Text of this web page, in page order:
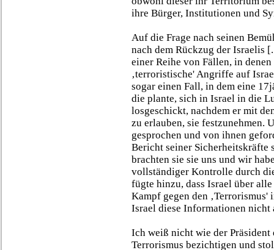
ihre Bürger, Institutionen und
Auf die Frage nach seinen
nach dem Rückzug der Israelis
einer Reihe von Fällen, in
‚terroristische' Angriffe auf
sogar einen Fall, in dem eine
die plante, sich in Israel in die
losgeschickt, nachdem er mit
zu erlauben, sie festzunehmen.
gesprochen und von ihnen
Bericht seiner Sicherheitskräfte
brachten sie sie uns und wir
vollständiger Kontrolle durch
fügte hinzu, dass Israel über
Kampf gegen den ‚Terrorismus'
Israel diese Informationen
Ich weiß nicht wie der Präsident
Terrorismus bezichtigen und